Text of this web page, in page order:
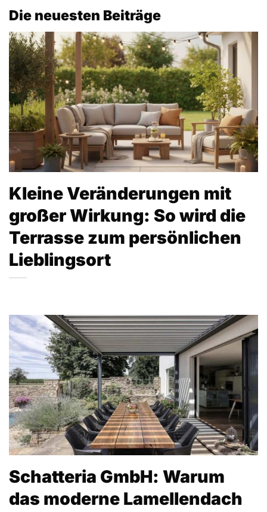
Die neuesten Beiträge
Kleine Veränderungen mit
großer Wirkung: So wird die
Terrasse zum persönlichen
Lieblingsort
Schatteria GmbH: Warum
das moderne Lamellendach